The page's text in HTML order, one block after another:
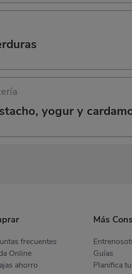
yogur y
frecuentes
Online
ahorro
Más
Guías
Planifica